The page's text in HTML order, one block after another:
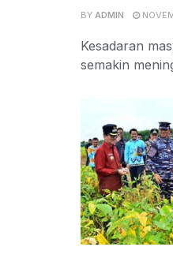
BY ADMIN
Kesadaran
semakin